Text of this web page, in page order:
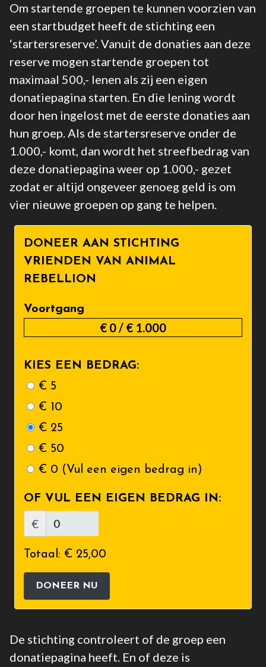
Om startende groepen te kunnen voorzien van
een startbudget heeft de stichting een
‘startersreserve’. Vanuit de donaties aan deze
reserve mogen startende groepen tot
maximaal 500,- lenen als zij een eigen
donatiepagina starten. En die lening wordt
door hen ingelost met de eerste donaties aan
hun groep. Als de startersreserve onder de
1.000,- komt, dan wordt het streefbedrag van
deze donatiepagina weer op 1.000,- gezet
zodat er altijd ongeveer genoeg geld is om
vier nieuwe groepen op gang te helpen.
DONEER AAN STICHTING
VRIENDEN VAN ANIMAL
REBELLION
Voortgang
€ 0/ € 1.000
KIES EEN BEDRAG:
€ 5
€ 10
€ 25
€ 50
€ 0 (Vul een eigen bedrag in)
OF VUL EEN EIGEN BEDRAG IN:
€
Totaal: € 25,00
DONEER NU
De stichting controleert of de groep een
donatiepagina heeft. En of deze is